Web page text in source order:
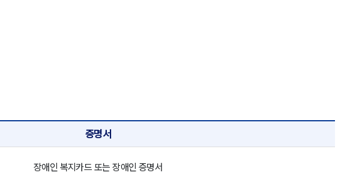
증명서
장애인 복지카드 또는 장애인 증명서